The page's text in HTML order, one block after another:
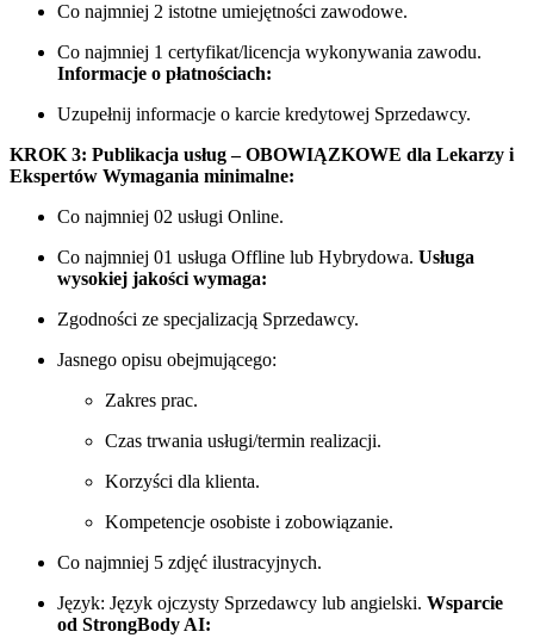
Co najmniej 2 istotne umiejętności zawodowe.
Co najmniej 1 certyfikat/licencja wykonywania zawodu.
Informacje o płatnościach:
Uzupełnij informacje o karcie kredytowej Sprzedawcy.
KROK 3: Publikacja usług – OBOWIĄZKOWE dla Lekarzy i
Ekspertów Wymagania minimalne:
Co najmniej 02 usługi Online.
Co najmniej 01 usługa Offline lub Hybrydowa. Usługa
wysokiej jakości wymaga:
Zgodności ze specjalizacją Sprzedawcy.
Jasnego opisu obejmującego:
Zakres prac.
Czas trwania usługi/termin realizacji.
Korzyści dla klienta.
Kompetencje osobiste i zobowiązanie.
Co najmniej 5 zdjęć ilustracyjnych.
Język: Język ojczysty Sprzedawcy lub angielski. Wsparcie
od StrongBody AI: